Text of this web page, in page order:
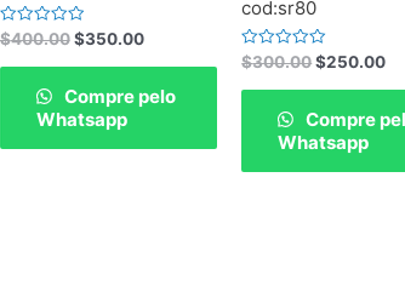
Rated
0
out
$400.00 $350.00
Compre pelo
Whatsapp
cod:sr80
Rated
0
out
$300.00 $250.00
Compre
Whatsapp